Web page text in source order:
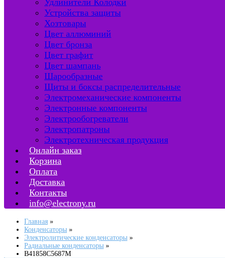
Удлинители Колодки
Устройства защиты
Хозтовары
Цвет аллюминий
Цвет бронза
Цвет графит
Цвет шампань
Шарообразные
Щиты и боксы распределительные
Электромеханические компоненты
Электронные компоненты
Электрообогреватели
Электропатроны
Электротехническая продукция
Онлайн заказ
Корзина
Оплата
Доставка
Контакты
info@electrony.ru
Главная
Конденсаторы
Электролитические конденсаторы
Радиальные конденсаторы
B41858C5687M